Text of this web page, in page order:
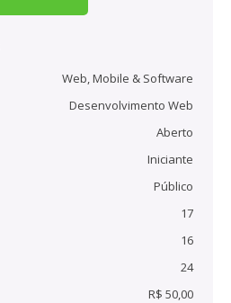
Web, Mobile & Software
Desenvolvimento Web
Aberto
Iniciante
Público
17
16
24
R$ 50,00